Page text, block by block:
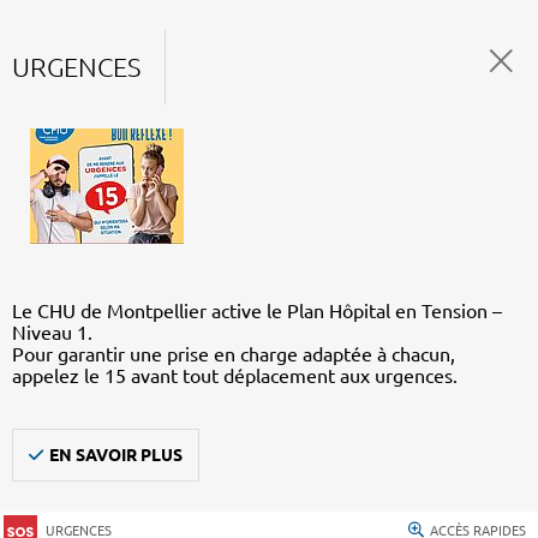
URGENCES
Le CHU de Montpellier active le Plan Hôpital en Tension –
Niveau 1.
Pour garantir une prise en charge adaptée à chacun,
appelez le 15 avant tout déplacement aux urgences.
EN SAVOIR PLUS
URGENCES ACCÈS RAPIDES